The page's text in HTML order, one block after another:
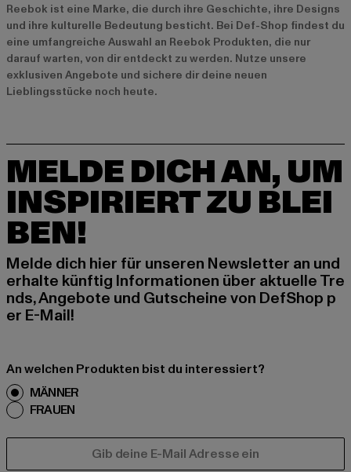
Reebok ist eine Marke, die durch ihre Geschichte, ihre Designs
und ihre kulturelle Bedeutung besticht. Bei Def-Shop findest du
eine umfangreiche Auswahl an Reebok Produkten, die nur
darauf warten, von dir entdeckt zu werden. Nutze unsere
exklusiven Angebote und sichere dir deine neuen
Lieblingsstücke noch heute.
MELDE DICH AN, UM
INSPIRIERT ZU BLEI
BEN!
Melde dich hier für unseren Newsletter an und
erhalte künftig Informationen über aktuelle Tre
nds, Angebote und Gutscheine von DefShop p
er E-Mail!
An welchen Produkten bist du interessiert?
MÄNNER
FRAUEN